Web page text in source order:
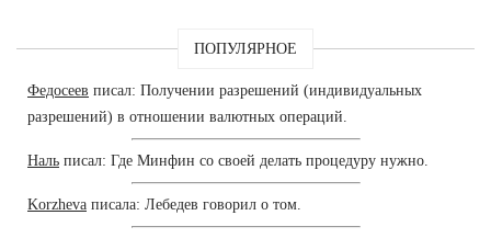
ПОПУЛЯРНОЕ
Федосеев писал: Получении разрешений (индивидуальных
разрешений) в отношении валютных операций.
Наль писал: Где Минфин со своей делать процедуру нужно.
Korzheva писала: Лебедев говорил о том.